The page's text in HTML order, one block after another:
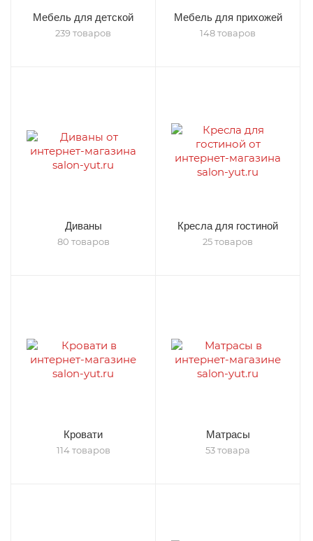
Мебель для детской
239 товаров
Мебель для прихожей
148 товаров
Диваны
80 товаров
Кресла для гостиной
25 товаров
Кровати
114 товаров
Матрасы
53 товара